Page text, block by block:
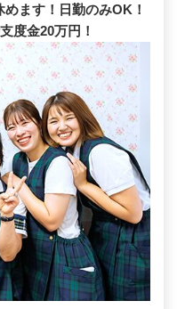
ます！日勤のみOK！
度金20万円！